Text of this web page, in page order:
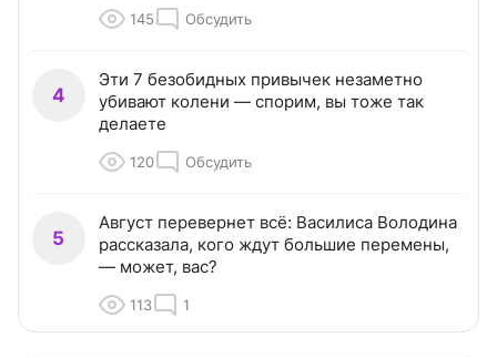
145 Обсудить
4
Эти 7 безобидных привычек незаметно
убивают колени — спорим, вы тоже так
делаете
120 Обсудить
5
Август перевернет всё: Василиса Володина
рассказала, кого ждут большие перемены,
— может, вас?
113 1